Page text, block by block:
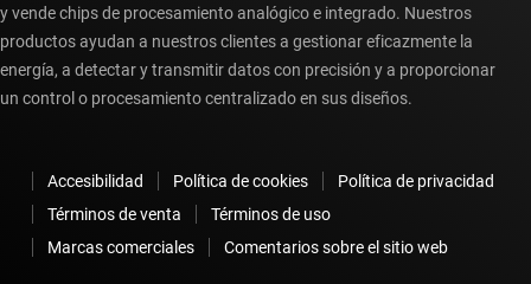
y vende chips de procesamiento analógico e integrado. Nuestros
productos ayudan a nuestros clientes a gestionar eficazmente la
energía, a detectar y transmitir datos con precisión y a proporcionar
un control o procesamiento centralizado en sus diseños.
Accesibilidad Política de cookies
Política de privacidad
Términos de venta
Términos de uso
Marcas comerciales
Comentarios sobre el sitio web